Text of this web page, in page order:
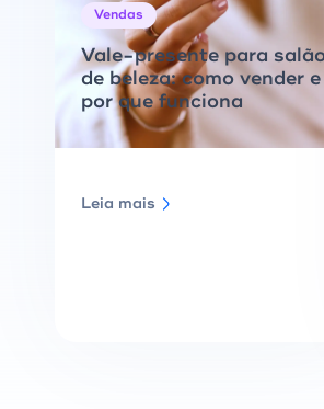
Vendas
Vale-presente para
de beleza: como vender e
por que funciona
Leia mais